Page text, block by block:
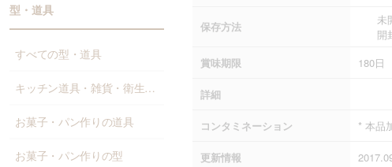
型・道具
すべての型・道具
キッチン道具・雑貨・衛生資材
お菓子・パン作りの道具
お菓子・パン作りの型
保存方法
未
開
賞味期限
180日
詳細
コンタミネーション * 本品
更新情報